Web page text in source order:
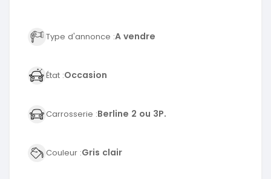
Type d'annonce :A vendre
État :Occasion
Carrosserie :Berline 2 ou 3P.
Couleur :Gris clair